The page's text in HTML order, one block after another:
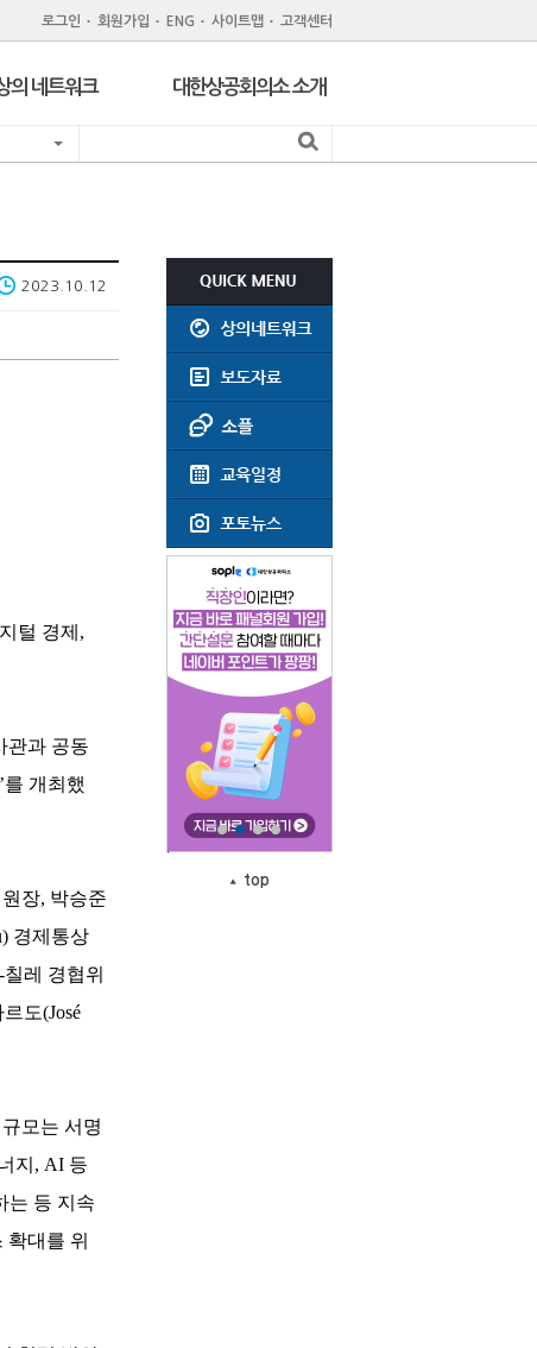
로그인 회원가입 ENG 사이트맵 고객센터
의 네트워크
지역 상공회의소
한외국상공회의소
대한상공회의소 소개
공지사항
윤리강령
회의실대관
찾아오시는길
2023.10.12
털 경제,
관과 공동
개최했
장, 박승준
경제통상
레 경협위
도(José
모는 서명
지, AI 등
는 등 지속
대를 위
top